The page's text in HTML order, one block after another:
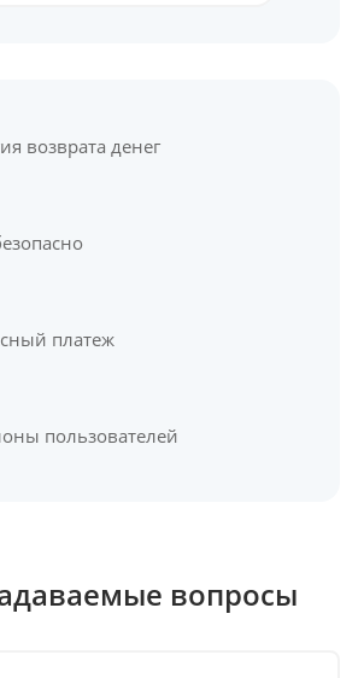
возврата денег
платеж
пользователей
вопросы